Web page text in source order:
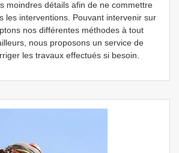
moindres détails afin de ne commettre
les interventions. Pouvant intervenir sur
nos différentes méthodes à tout
nous proposons un service de
les travaux effectués si besoin.